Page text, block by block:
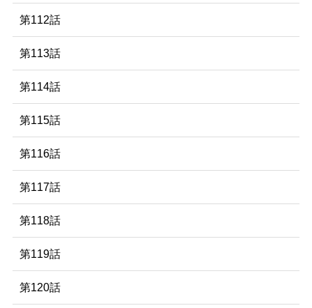
第112話
第113話
第114話
第115話
第116話
第117話
第118話
第119話
第120話